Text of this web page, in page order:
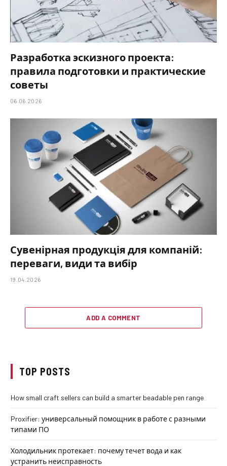
Разработка эскизного проекта:
правила подготовки и практические
советы
06.06.2026
Сувенірная продукція для компаній:
переваги, види та вибір
19.04.2026
ADD A COMMENT
TOP POSTS
How small craft sellers can build a smarter beadable pen range
Proxifier: универсальный помощник в работе с разными
типами ПО
Холодильник протекает: почему течет вода и как
устранить неисправность